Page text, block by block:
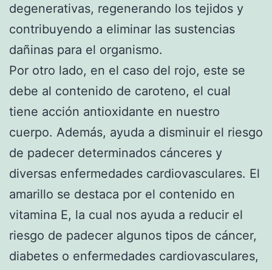
degenerativas, regenerando los tejidos y
contribuyendo a eliminar las sustencias
dañinas para el organismo.
Por otro lado, en el caso del rojo, este se
debe al contenido de caroteno, el cual
tiene acción antioxidante en nuestro
cuerpo. Además, ayuda a disminuir el riesgo
de padecer determinados cánceres y
diversas enfermedades cardiovasculares. El
amarillo se destaca por el contenido en
vitamina E, la cual nos ayuda a reducir el
riesgo de padecer algunos tipos de cáncer,
diabetes o enfermedades cardiovasculares,